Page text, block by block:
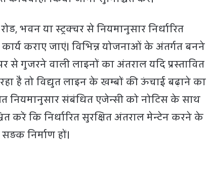
भवन या स्ट्रक्चर से नियमानुसार निर्धारित
कार्य कराए जाएं। विभिन्न योजनाओं के अंतर्गत बनने
से गुजरने वाली लाइनों का अंतराल यदि प्रस्तावित
है तो विद्युत लाइन के खम्बों की ऊंचाई बढ़ाने का
नियमानुसार संबंधित एजेन्सी को नोटिस के साथ
करें कि निर्धारित सुरक्षित अंतराल मेन्टेन करने के
निर्माण हों।